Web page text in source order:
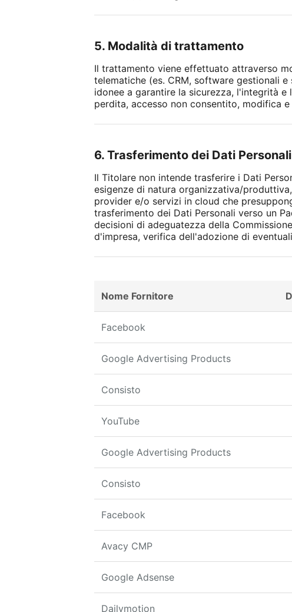
5. Modalità di trattamento
Il trattamento viene effettuato attraverso
telematiche (es. CRM, software gestionali
idonee a garantire la sicurezza, l'integrità
perdita, accesso non consentito, modifica
6. Trasferimento dei Dati
Il Titolare non intende trasferire i Dati
esigenze di natura organizzativa/
provider e/o servizi in cloud che
trasferimento dei Dati Personali verso un
decisioni di adeguatezza della
d'impresa, verifica dell'adozione di
Nome Fornitore
Facebook
Google Advertising Products
Consisto
YouTube
Google Advertising Products
Consisto
Facebook
Avacy CMP
Google Adsense
Dailymotion